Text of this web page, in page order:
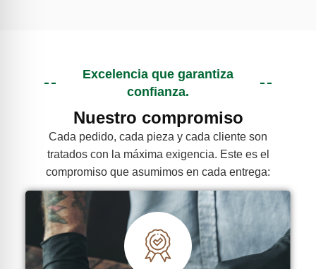
Excelencia que garantiza
confianza.
Nuestro compromiso
Cada pedido, cada pieza y cada cliente son
tratados con la máxima exigencia. Este es el
compromiso que asumimos en cada entrega: